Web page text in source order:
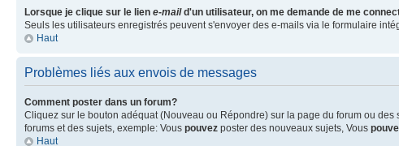
Lorsque je clique sur le lien e-maild'un utilisateur, on me demande de me
Seuls les utilisateurs enregistrés peuvent s'envoyer des e-mails via le formulaire
Haut
Problèmes liés aux envois de messages
Comment poster dans un forum?
Cliquez sur le bouton adéquat (Nouveau ou Répondre) sur la page du forum ou
forums et des sujets, exemple: Vous pouvez poster des nouveaux sujets, Vous
Haut